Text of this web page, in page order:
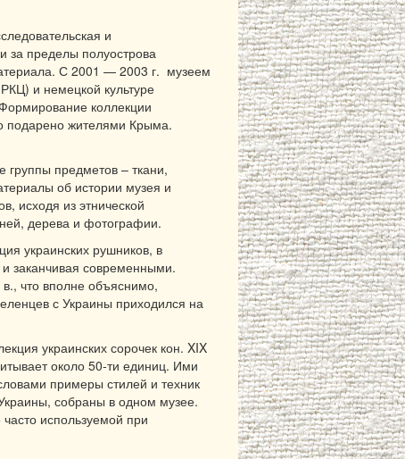
и
за пределы полуострова
С 2001 — 2003 г. музеем
и немецкой культуре
коллекции
подарено жителями Крыма.
предметов – ткани,
об истории музея и
исходя из этнической
дерева и фотографии.
украинских рушников, в
и заканчивая современными.
что вполне объяснимо,
с Украины приходился на
украинских сорочек кон. XIX
около 50-ти единиц. Ими
примеры стилей и техник
собраны в одном музее.
используемой при